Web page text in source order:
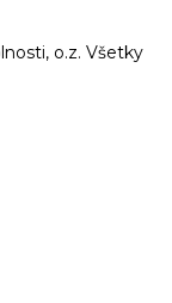
o.z. Všetky